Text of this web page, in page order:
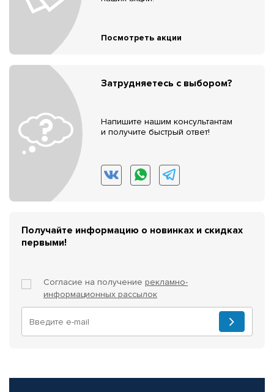
Посмотреть акции
Затрудняетесь с выбором?
Напишите нашим консультантам
и получите быстрый ответ!
Получайте информацию о новинках и скидках
первыми!
Согласие на получение рекламно-
информационных рассылок